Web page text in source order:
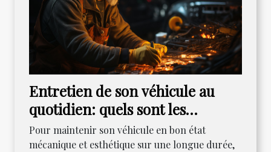
Entretien de son véhicule au
quotidien: quels sont les
indispensables?
Pour maintenir son véhicule en bon état
mécanique et esthétique sur une longue durée,